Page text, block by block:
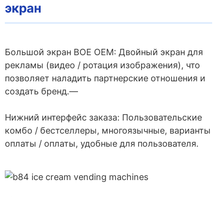
экран
Большой экран BOE OEM: Двойный экран для
рекламы (видео / ротация изображения), что
позволяет наладить партнерские отношения и
создать бренд.—
Нижний интерфейс заказа: Пользовательские
комбо / бестселлеры, многоязычные, варианты
оплаты / оплаты, удобные для пользователя.